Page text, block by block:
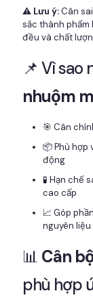
⚠️ Lưu ý:Cân
sắc thành
đều và chất
📌 Vì sao
nhuộm
🎯 Cân
📦 Phù hợp
động
🧪 Hạn chế
cao cấp
📈 Góp
nguyên liệu
📊 Cân
phù hợp